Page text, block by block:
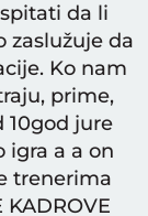
da li
zaslužuje da
Ko nam
prime,
10god jure
igra a a on
trenerima